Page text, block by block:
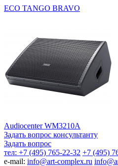
ECO TANGO BRAVO
Audiocenter WM3210A
Задать вопрос консультанту
Задать вопрос
тел: +7 (495) 765-22-32 +7 (495)
e-mail: info@art-complex.ru